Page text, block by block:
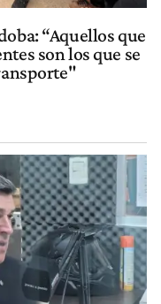
“Aquellos que
son los que se